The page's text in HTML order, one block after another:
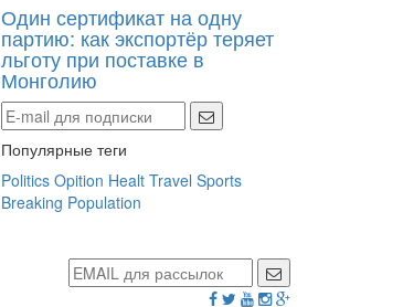
Один сертификат на одну
партию: как экспортёр теряет
льготу при поставке в
Монголию
Популярные теги
Politics Opition Healt Travel Sports
Breaking Population